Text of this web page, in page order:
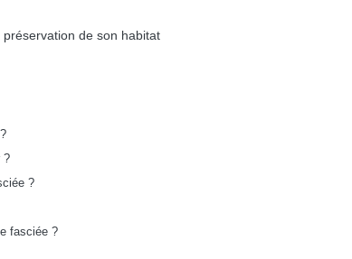
de son habitat
?
?
fasciée ?